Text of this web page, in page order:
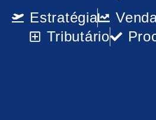
Estratégia
Tributário